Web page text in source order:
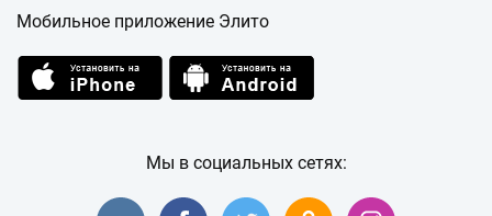
Мобильное приложение Элито
Мы в социальных сетях: